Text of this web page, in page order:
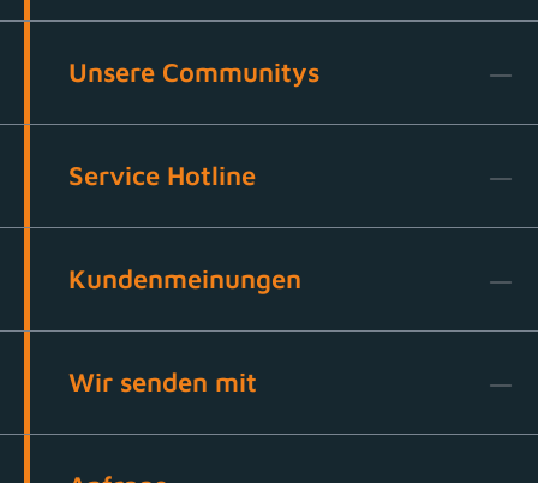
Unsere Communitys
Service Hotline
Kundenmeinungen
Wir senden mit